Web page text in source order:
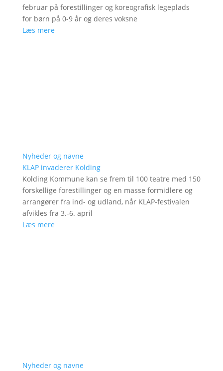
februar på forestillinger og koreografisk legeplads
for børn på 0-9 år og deres voksne
Læs mere
Nyheder og navne
KLAP invaderer Kolding
Kolding Kommune kan se frem til 100 teatre med 150
forskellige forestillinger og en masse formidlere og
arrangører fra ind- og udland, når KLAP-festivalen
afvikles fra 3.-6. april
Læs mere
Nyheder og navne